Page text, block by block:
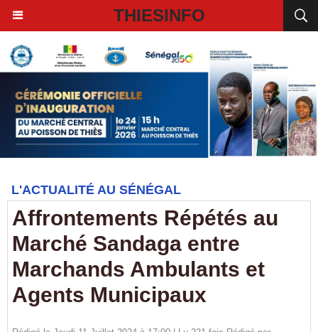
THIESINFO
L'ACTUALITÉ AU SÉNÉGAL
Affrontements Répétés au
Marché Sandaga entre
Marchands Ambulants et
Agents Municipaux